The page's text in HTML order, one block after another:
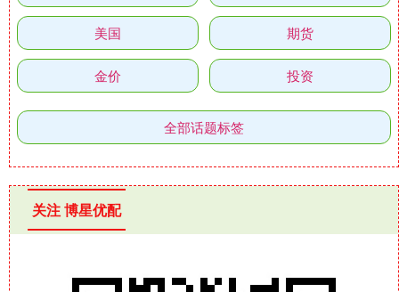
美国 期货
金价 投资
全部话题标签
关注 博星优配